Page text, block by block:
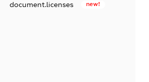
document.licenses new!